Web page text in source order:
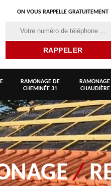
ON VOUS RAPPELLE GRATUITEMENT
RAMONAGE DE
CHEMINÉE 31
RAMONAGE
/